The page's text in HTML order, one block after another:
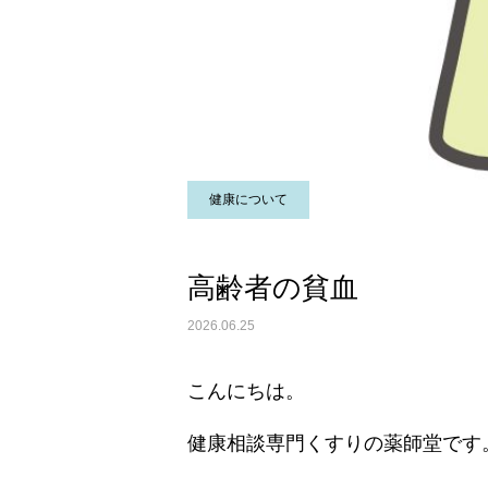
健康について
高齢者の貧血
2026.06.25
こんにちは。
健康相談専門くすりの薬師堂です